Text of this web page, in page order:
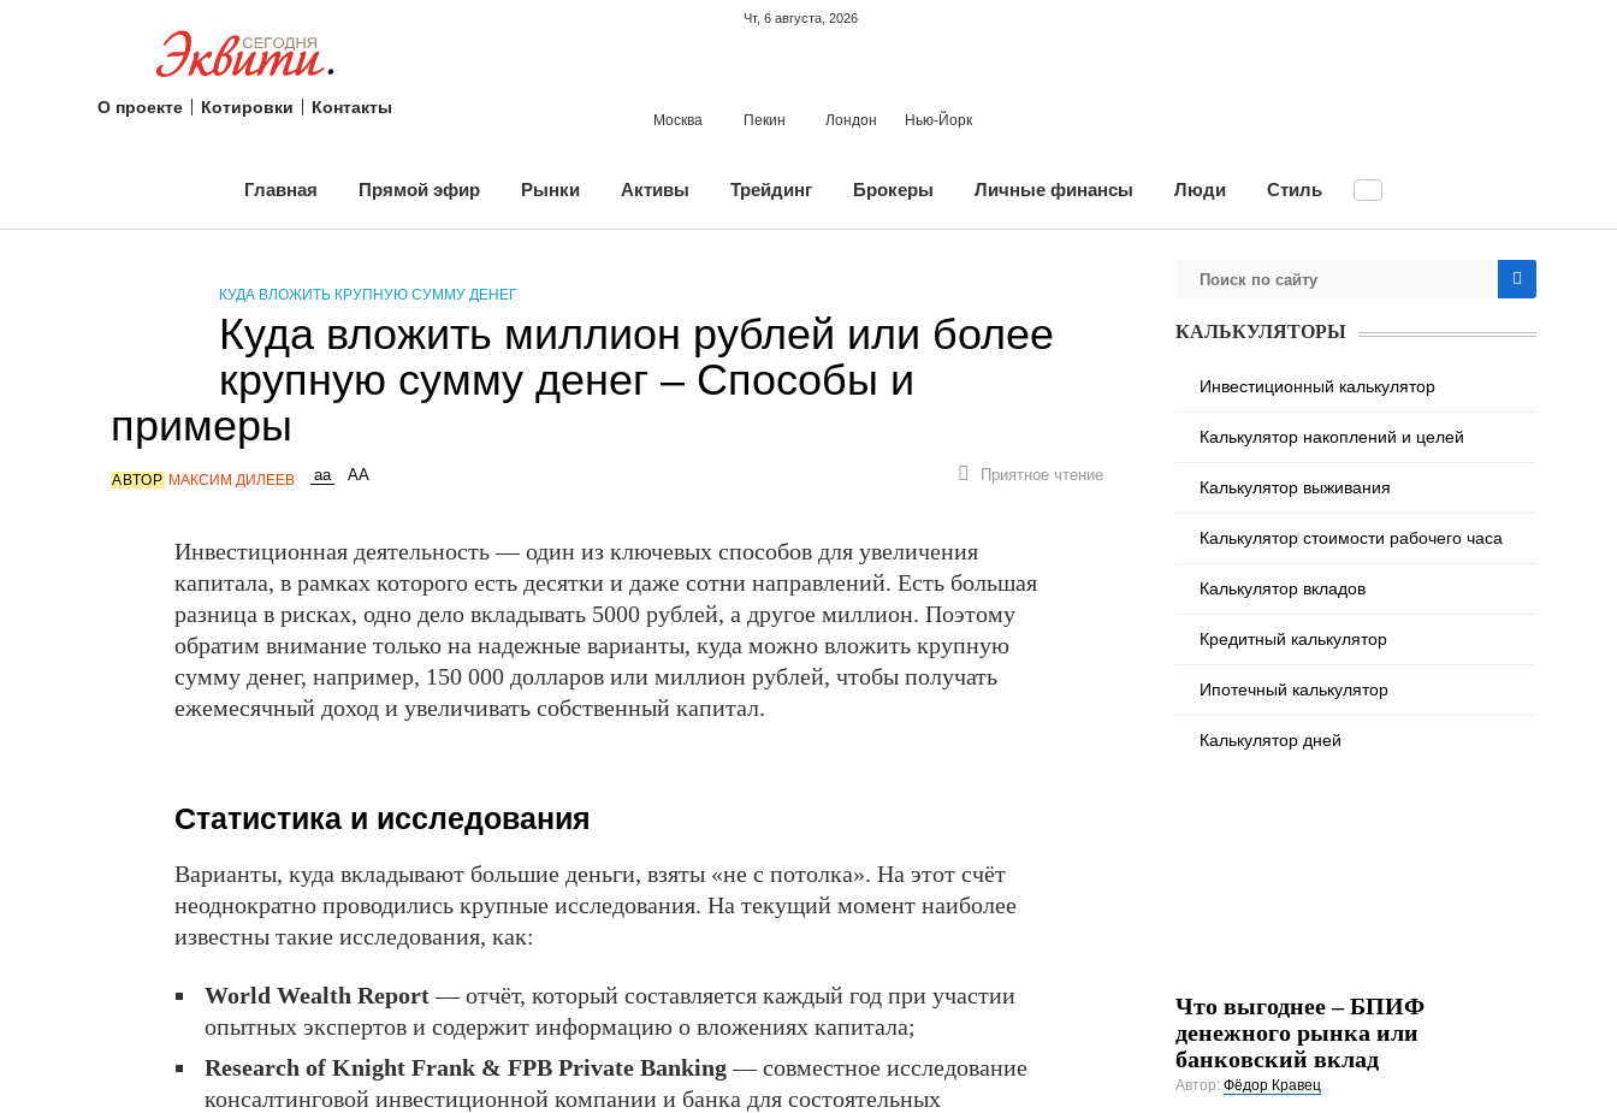
О проекте Котировки Контакты
Чт, 6 августа, 2026
Москва Пекин Лондон Нью-Йорк
Главная Прямой эфир Рынки Активы Трейдинг Брокеры Личные финансы Люди Стиль
КУДА ВЛОЖИТЬ КРУПНУЮ СУММУ ДЕНЕГ
Куда вложить миллион рублей или более
крупную сумму денег – Способы и
примеры
АВТОР МАКСИМ ДИЛЕЕВ Приятное чтение
Инвестиционная деятельность — один из ключевых способов для увеличения
капитала, в рамках которого есть десятки и даже сотни направлений. Есть большая
разница в рисках, одно дело вкладывать 5000 рублей, а другое миллион. Поэтому
обратим внимание только на надежные варианты, куда можно вложить крупную
сумму денег, например, 150 000 долларов или миллион рублей, чтобы получать
ежемесячный доход и увеличивать собственный капитал.
Статистика и исследования
Варианты, куда вкладывают большие деньги, взяты «не с потолка». На этот счёт
неоднократно проводились крупные исследования. На текущий момент наиболее
известны такие исследования, как:
World Wealth Report— отчёт, который составляется каждый год при участии
опытных экспертов и содержит информацию о вложениях капитала;
Research of Knight Frank & FPB Private Banking— совместное исследование
консалтинговой инвестиционной компании и банка для состоятельных
КАЛЬКУЛЯТОРЫ
Инвестиционный калькулятор
Калькулятор накоплений и целей
Калькулятор выживания
Калькулятор стоимости рабочего часа
Калькулятор вкладов
Кредитный калькулятор
Ипотечный калькулятор
Калькулятор дней
Что выгоднее – БПИФ
денежного рынка или
банковский вклад
Автор: Фёдор Кравец